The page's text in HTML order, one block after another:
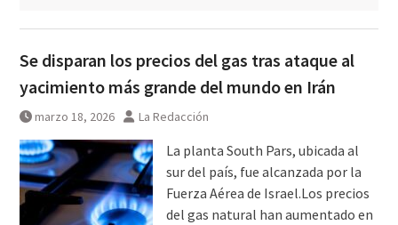
Se disparan los precios del gas tras ataque al
yacimiento más grande del mundo en Irán
marzo 18, 2026 La Redacción
La planta South Pars, ubicada al
sur del país, fue alcanzada por la
Fuerza Aérea de Israel.Los precios
del gas natural han aumentado en